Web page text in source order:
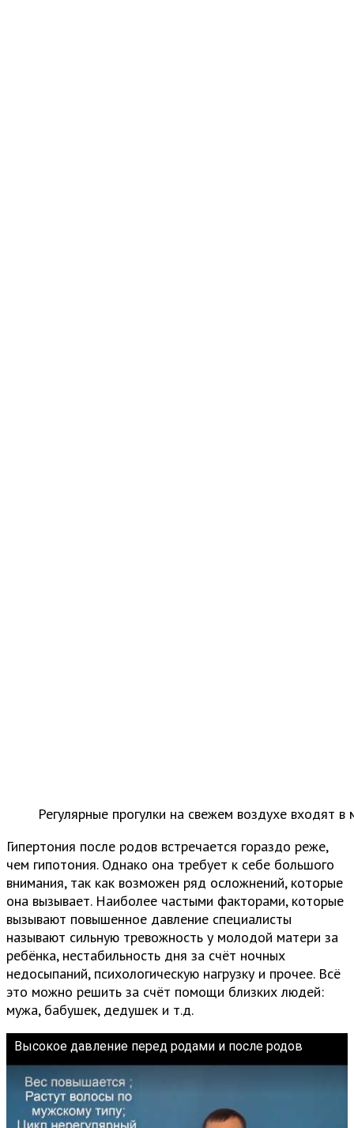
Регулярные прогулки на свежем воздухе входят
Гипертония после родов встречается гораздо реже,
чем гипотония. Однако она требует к себе большого
внимания, так как возможен ряд осложнений, которые
она вызывает. Наиболее частыми факторами, которые
вызывают повышенное давление специалисты
называют сильную тревожность у молодой матери за
ребёнка, нестабильность дня за счёт ночных
недосыпаний, психологическую нагрузку и прочее. Всё
это можно решить за счёт помощи близких людей:
мужа, бабушек, дедушек и т.д.
Высокое давление перед родами и после родов